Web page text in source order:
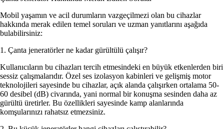
Mobil yaşamın ve acil durumların vazgeçilmezi olan bu cihazlar
hakkında merak edilen temel soruları ve uzman yanıtlarını aşağıda
bulabilirsiniz:
1. Çanta jeneratörler ne kadar gürültülü çalışır?
Kullanıcıların bu cihazları tercih etmesindeki en büyük etkenlerden biri
sessiz çalışmalarıdır. Özel ses izolasyon kabinleri ve gelişmiş motor
teknolojileri sayesinde bu cihazlar, açık alanda çalışırken ortalama 50-
60 desibel (dB) civarında, yani normal bir konuşma sesinden daha az
gürültü üretirler. Bu özellikleri sayesinde kamp alanlarında
komşularınızı rahatsız etmezsiniz.